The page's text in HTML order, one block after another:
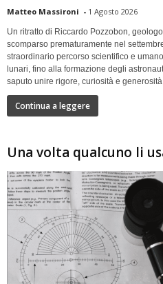
Matteo Massironi - 1 Agosto 2026
Un ritratto di Riccardo Pozzobon,
scomparso prematuramente nel
straordinario percorso scientifico e
lunari, fino alla formazione degli
saputo unire rigore, curiosità e generosità
Continua a leggere
Una volta qualcuno li